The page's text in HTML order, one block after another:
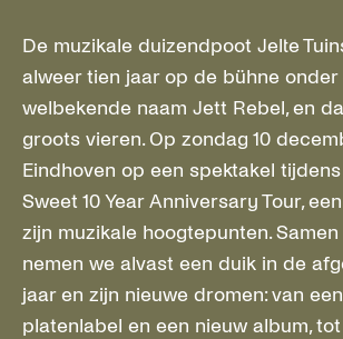
De muzikale duizendpoot Jelte
alweer tien jaar op de bühne onder
welbekende naam Jett Rebel, en
groots vieren. Op zondag 10
Eindhoven op een spektakel
Sweet 10 Year Anniversary Tour,
zijn muzikale hoogtepunten.
nemen we alvast een duik in de
jaar en zijn nieuwe dromen: van
platenlabel en een nieuw album,